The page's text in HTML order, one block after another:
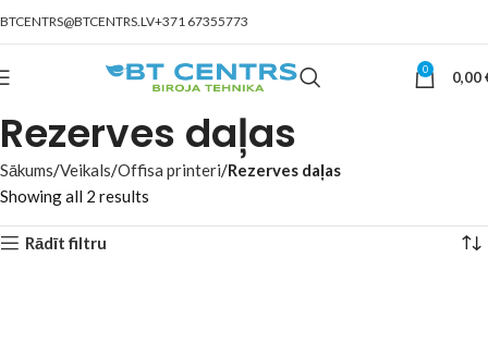
BTCENTRS@BTCENTRS.LV+371 67355773
0 0,00
Rezerves daļas
Sākums Veikals Offisa printeri Rezerves daļas
Showing all 2 results
Rādīt filtru